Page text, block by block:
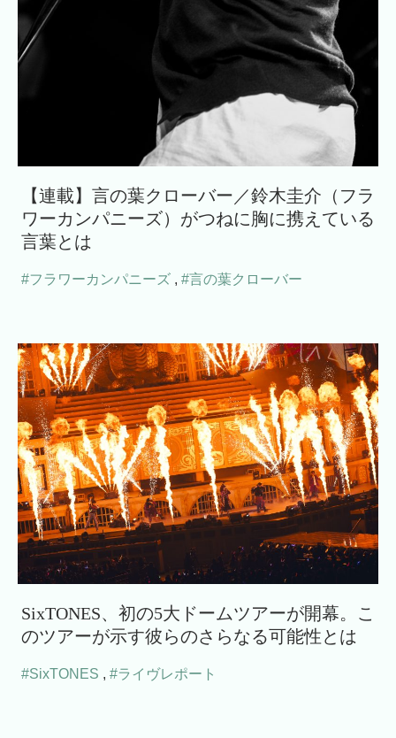
【連載】言の葉クローバー／鈴木圭介（フラ
ワーカンパニーズ）がつねに胸に携えている
言葉とは
#フラワーカンパニーズ , #言の葉クローバー
SixTONES、初の5大ドームツアーが開幕。こ
のツアーが示す彼らのさらなる可能性とは
#SixTONES , #ライヴレポート